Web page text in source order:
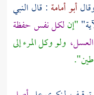
أبو أمامة : قال النبي
"إنلكل نفس حفظة
ولو وكل المرء إلى